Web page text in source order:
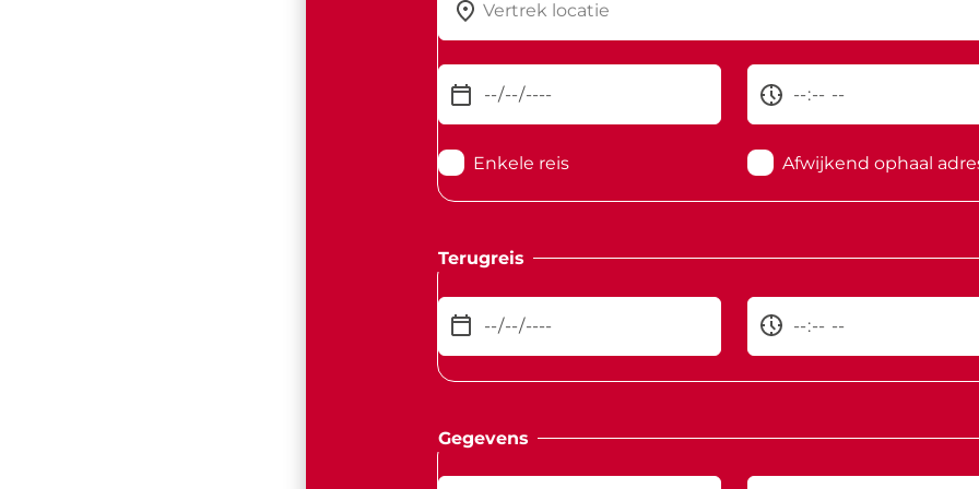
Enkele reis Afwijkend ophaal
Terugreis
Gegevens